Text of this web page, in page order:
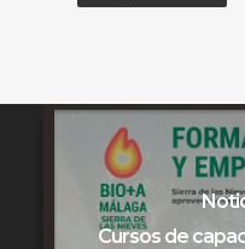
Cursos de